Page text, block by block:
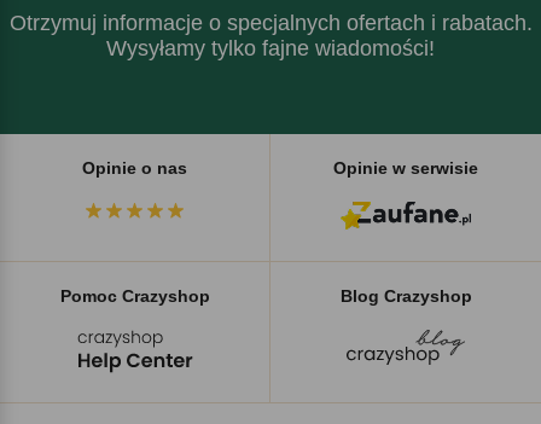
Otrzymuj informacje o specjalnych ofertach i rabatach.
Wysyłamy tylko fajne wiadomości!
Opinie o nas Opinie w serwisie
Pomoc Crazyshop Blog Crazyshop